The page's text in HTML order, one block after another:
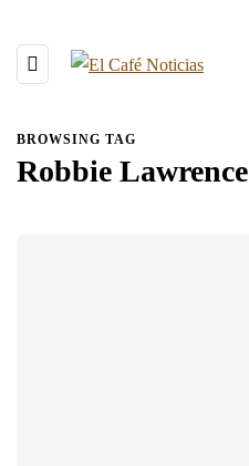
BROWSING TAG
Robbie Lawrence